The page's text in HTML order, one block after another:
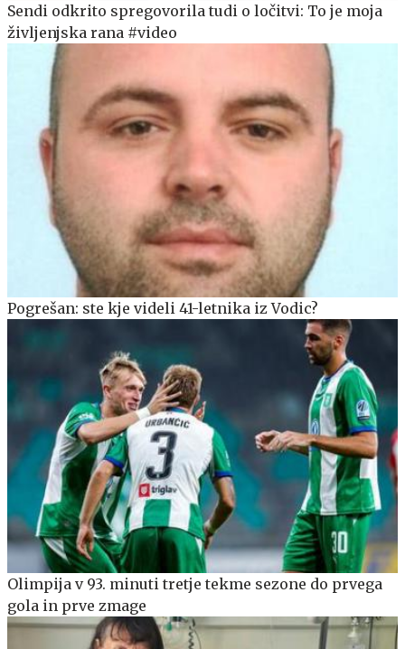
Sendi odkrito spregovorila tudi o ločitvi: To je moja
življenjska rana #video
Pogrešan: ste kje videli 41-letnika iz Vodic?
Olimpija v 93. minuti tretje tekme sezone do prvega
gola in prve zmage